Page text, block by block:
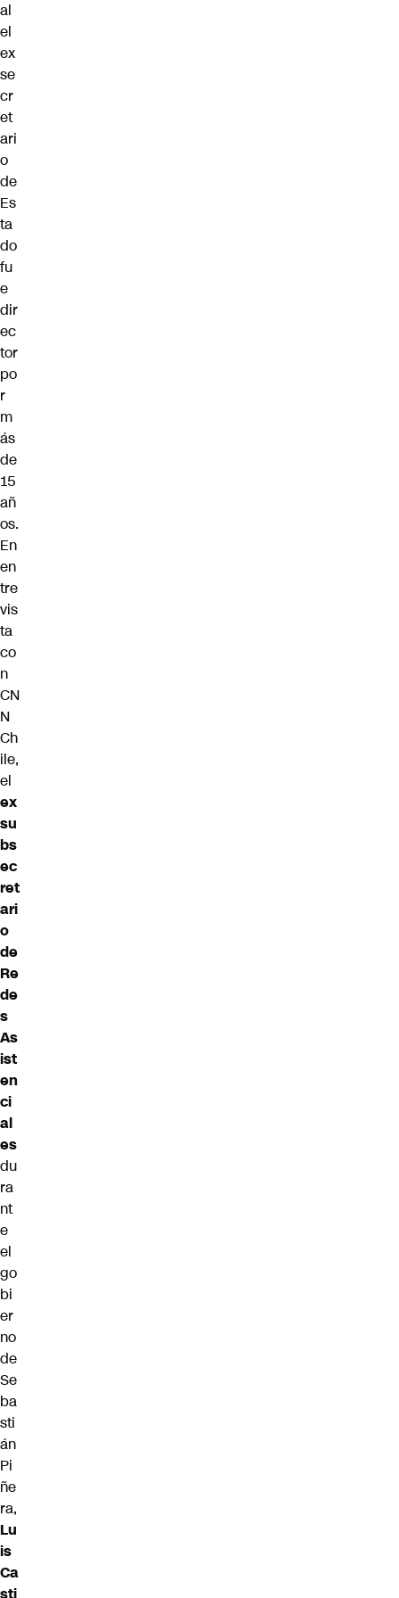
al
el
ex
se
cr
et
ari
o
de
Es
ta
do
fu
e
dir
ec
tor
po
r
m
ás
de
15
añ
os.
En
en
tre
vis
ta
co
n
CN
N
Ch
ile,
el
ex
su
bs
ec
ret
ari
o
de
Re
de
s
As
ist
en
ci
al
es
du
ra
nt
e
el
go
bi
er
no
de
Se
ba
sti
án
Pi
ñe
ra,
Lu
is
Ca
sti